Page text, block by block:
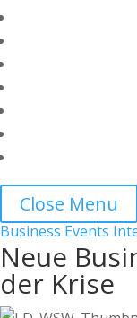
Close Menu
Business Events
Neue
der Krise